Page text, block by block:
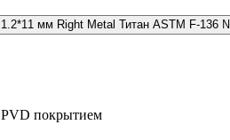
PVD покрытием